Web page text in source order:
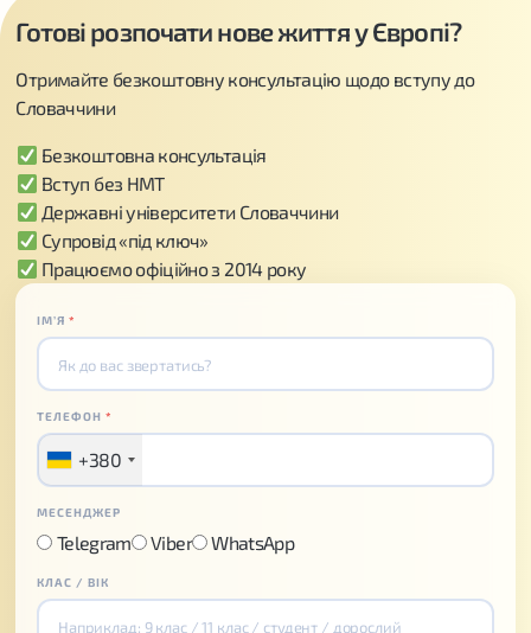
Готові розпочати нове життя у Європі?
Отримайте безкоштовну консультацію щодо вступу до
Словаччини
Безкоштовна консультація
Вступ без НМТ
Державні університети Словаччини
Супровід «під ключ»
Працюємо офіційно з 2014 року
ІМʼЯ*
ТЕЛЕФОН*
+380
МЕСЕНДЖЕР
Telegram Viber WhatsApp
КЛАС / ВІК